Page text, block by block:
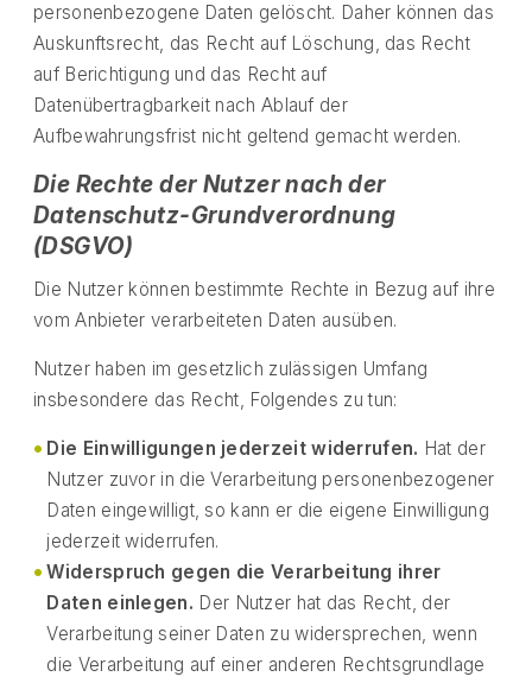
personenbezogene Daten gelöscht. Daher können das
Auskunftsrecht, das Recht auf Löschung, das Recht
auf Berichtigung und das Recht auf
Datenübertragbarkeit nach Ablauf der
Aufbewahrungsfrist nicht geltend gemacht werden.
Die Rechte der Nutzer nach der
Datenschutz-Grundverordnung
(DSGVO)
Die Nutzer können bestimmte Rechte in Bezug auf ihre
vom Anbieter verarbeiteten Daten ausüben.
Nutzer haben im gesetzlich zulässigen Umfang
insbesondere das Recht, Folgendes zu tun:
Die Einwilligungen jederzeit widerrufen. Hat der
Nutzer zuvor in die Verarbeitung personenbezogener
Daten eingewilligt, so kann er die eigene Einwilligung
jederzeit widerrufen.
Widerspruch gegen die Verarbeitung ihrer
Daten einlegen. Der Nutzer hat das Recht, der
Verarbeitung seiner Daten zu widersprechen, wenn
die Verarbeitung auf einer anderen Rechtsgrundlage